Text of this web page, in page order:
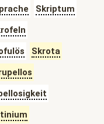
Skriptum
Skrota